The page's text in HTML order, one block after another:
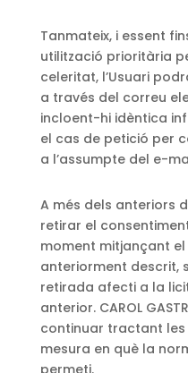
Tanmateix, i essent
utilització prioritària
celeritat, l’Usuari
a través del correu
incloent-hi idèntica
el cas de petició per
a l’assumpte del e-
A més dels anteriors
retirar el
moment mitjançant
anteriorment descrit,
retirada afecti a la
anterior. CAROL
continuar tractant les
mesura en què la
permeti.